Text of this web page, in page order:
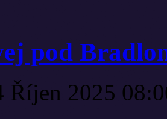
pod
Říjen 2025